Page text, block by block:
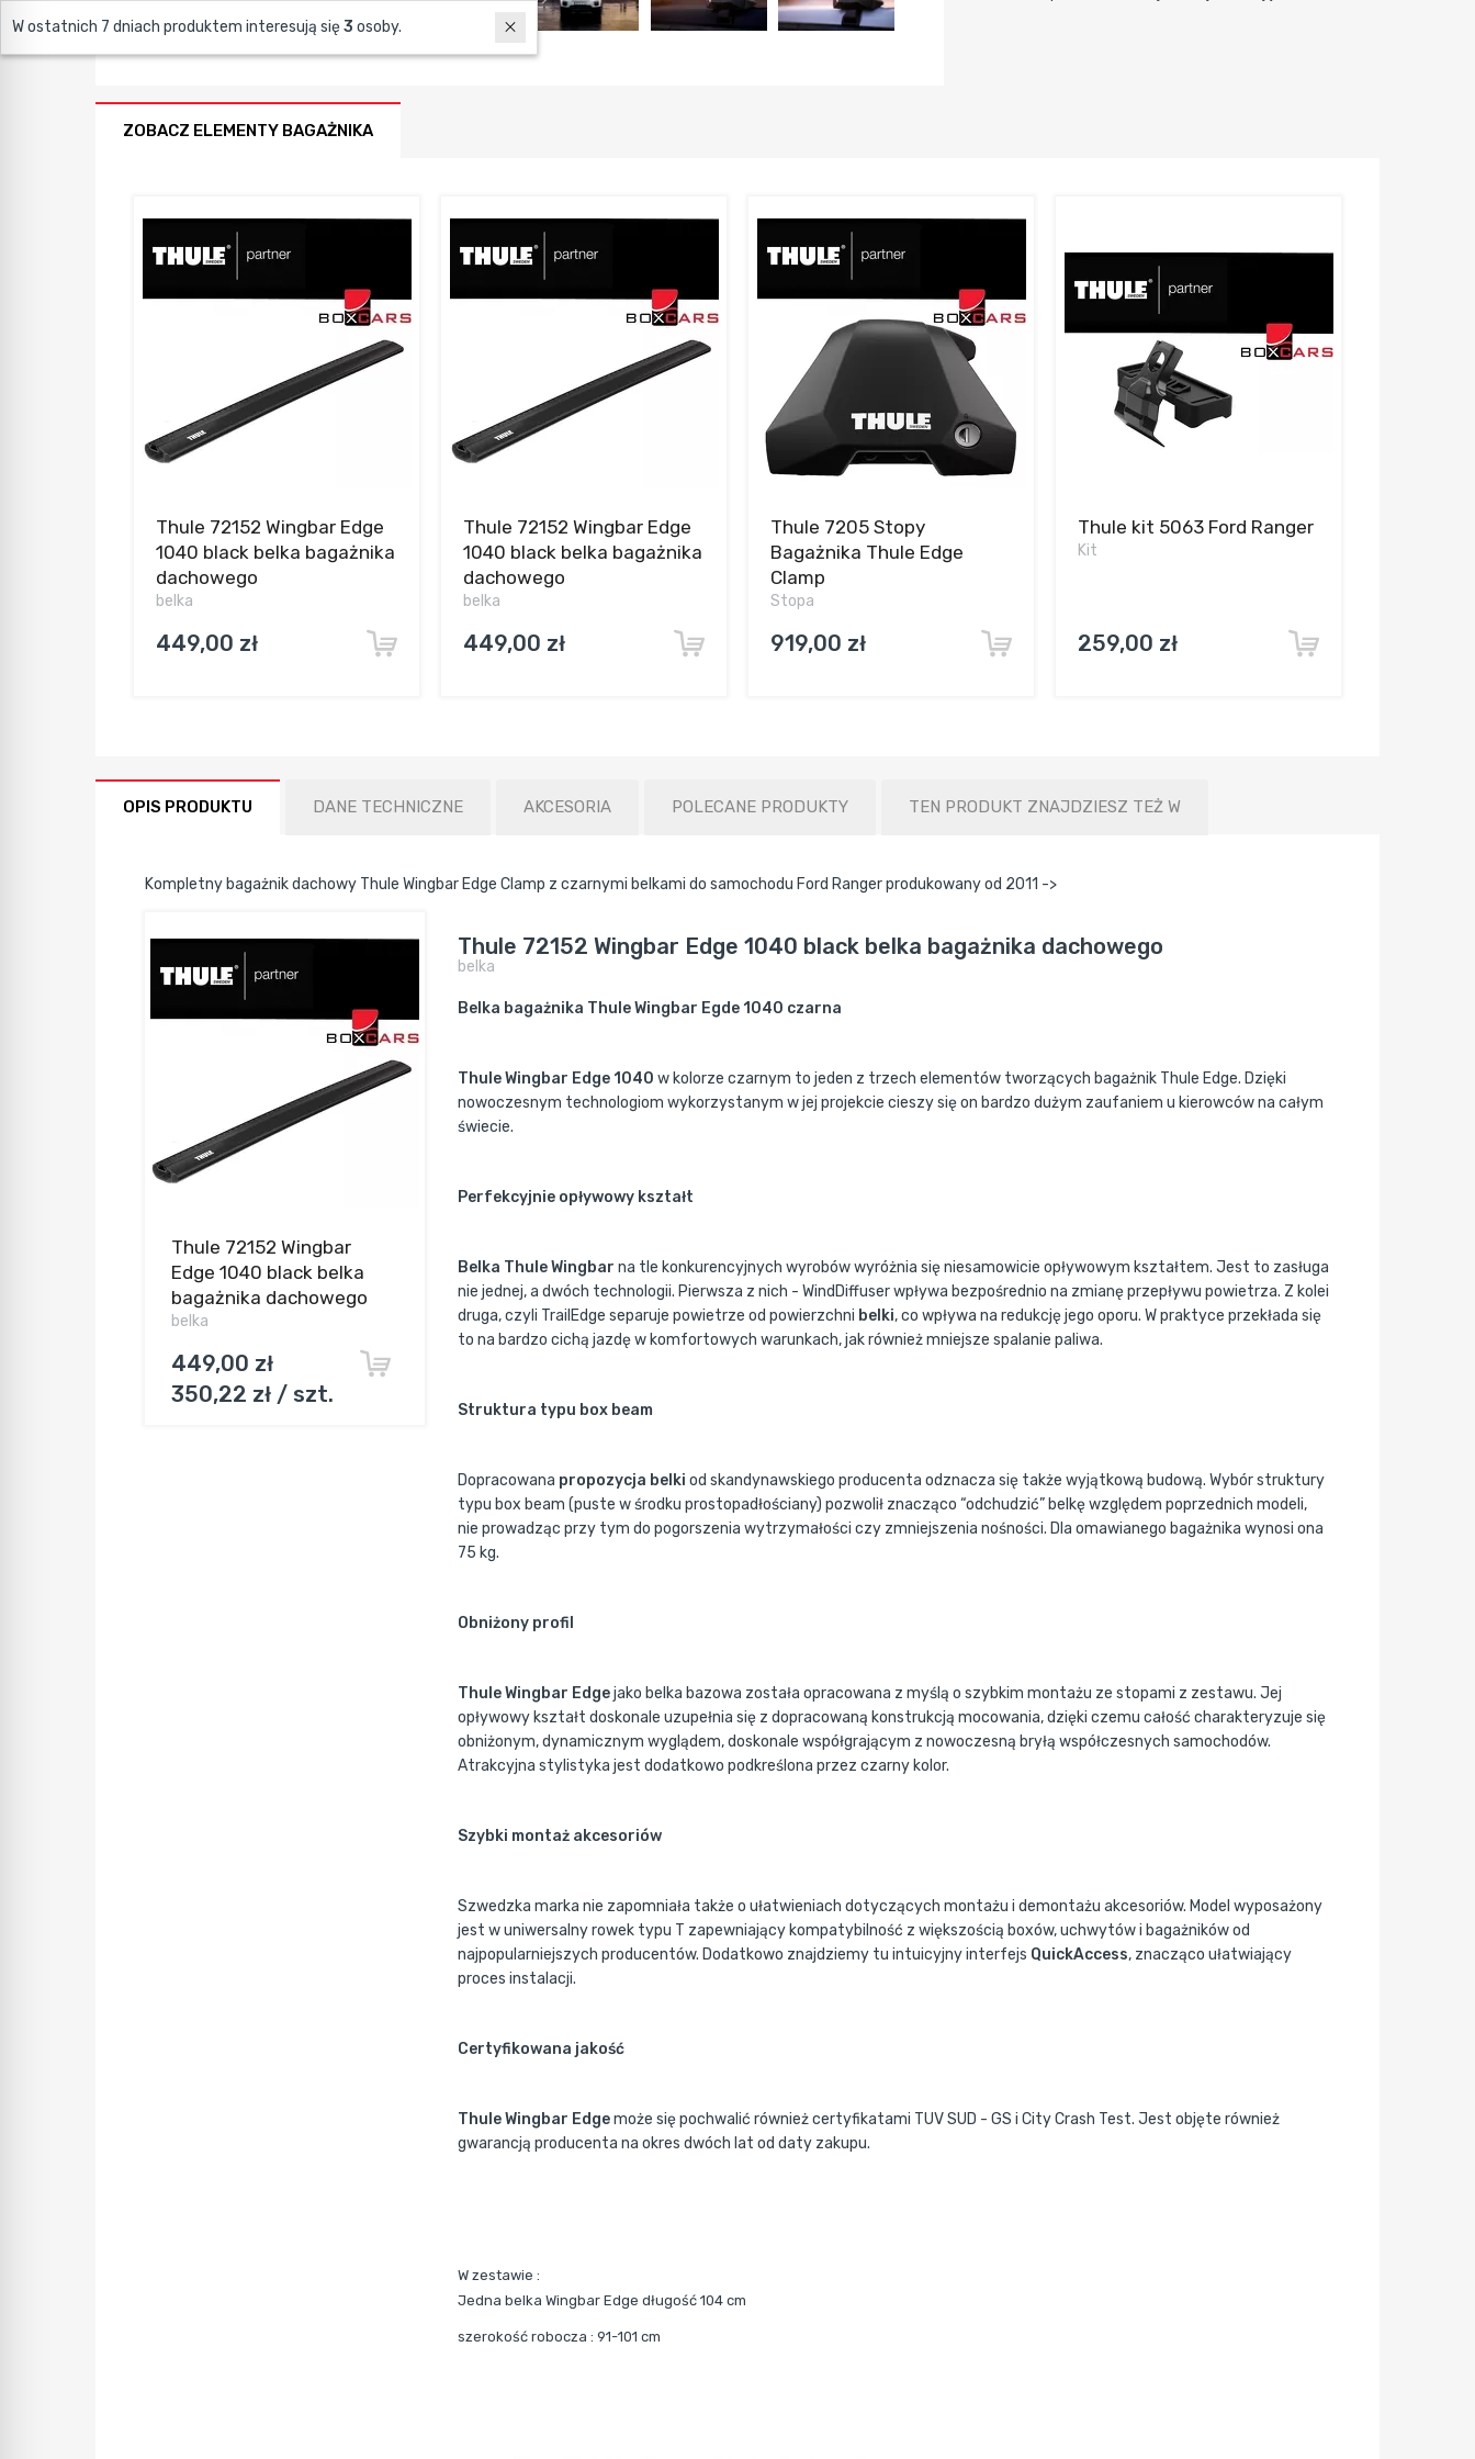
ZOBACZ ELEMENTY BAGAŻNIKA
Thule 72152 Wingbar Edge
1040 black belka bagażnika
dachowego
belka
449,00 zł
Thule 72152 Wingbar Edge
1040 black belka bagażnika
dachowego
belka
449,00 zł
Thule 7205 Stopy
Bagażnika Thule Edge
Clamp
Stopa
919,00 zł
Thule kit 5063 Ford Ranger
Kit
259,00 zł
OPIS PRODUKTU DANE TECHNICZNE AKCESORIA POLECANE PRODUKTY TEN PRODUKT ZNAJDZIESZ TEŻ W
Kompletny bagażnik dachowy Thule Wingbar Edge Clamp z czarnymi belkami do samochodu Ford Ranger produkowany od 2011 ->
Thule 72152 Wingbar
Edge 1040 black belka
bagażnika dachowego
belka
449,00 zł
350,22 zł / szt.
Thule 72152 Wingbar Edge 1040 black belka bagażnika dachowego
belka
Belka bagażnika Thule Wingbar Egde 1040 czarna
Thule Wingbar Edge 1040 w kolorze czarnym to jeden z trzech elementów tworzących bagażnik Thule Edge. Dzięki
nowoczesnym technologiom wykorzystanym w jej projekcie cieszy się on bardzo dużym zaufaniem u kierowców na całym
świecie.
Perfekcyjnie opływowy kształt
Belka Thule Wingbar na tle konkurencyjnych wyrobów wyróżnia się niesamowicie opływowym kształtem. Jest to zasługa
nie jednej, a dwóch technologii. Pierwsza z nich - WindDiffuser wpływa bezpośrednio na zmianę przepływu powietrza. Z kolei
druga, czyli TrailEdge separuje powietrze od powierzchni belki, co wpływa na redukcję jego oporu. W praktyce przekłada się
to na bardzo cichą jazdę w komfortowych warunkach, jak również mniejsze spalanie paliwa.
Struktura typu box beam
Dopracowana propozycja belki od skandynawskiego producenta odznacza się także wyjątkową budową. Wybór struktury
typu box beam (puste w środku prostopadłościany) pozwolił znacząco “odchudzić” belkę względem poprzednich modeli,
nie prowadząc przy tym do pogorszenia wytrzymałości czy zmniejszenia nośności. Dla omawianego bagażnika wynosi ona
75 kg.
Obniżony profil
Thule Wingbar Edgejako belka bazowa została opracowana z myślą o szybkim montażu ze stopami z zestawu. Jej
opływowy kształt doskonale uzupełnia się z dopracowaną konstrukcją mocowania, dzięki czemu całość charakteryzuje się
obniżonym, dynamicznym wyglądem, doskonale współgrającym z nowoczesną bryłą współczesnych samochodów.
Atrakcyjna stylistyka jest dodatkowo podkreślona przez czarny kolor.
Szybki montaż akcesoriów
Szwedzka marka nie zapomniała także o ułatwieniach dotyczących montażu i demontażu akcesoriów. Model wyposażony
jest w uniwersalny rowek typu T zapewniający kompatybilność z większością boxów, uchwytów i bagażników od
najpopularniejszych producentów. Dodatkowo znajdziemy tu intuicyjny interfejs QuickAccess, znacząco ułatwiający
proces instalacji.
Certyfikowana jakość
Thule Wingbar Edgemoże się pochwalić również certyfikatami TUV SUD - GS i City Crash Test. Jest objęte również
gwarancją producenta na okres dwóch lat od daty zakupu.
W zestawie :
Jedna belka Wingbar Edge długość 104 cm
szerokość robocza : 91-101 cm
W ostatnich 7 dniach produktem interesują się3 osoby.